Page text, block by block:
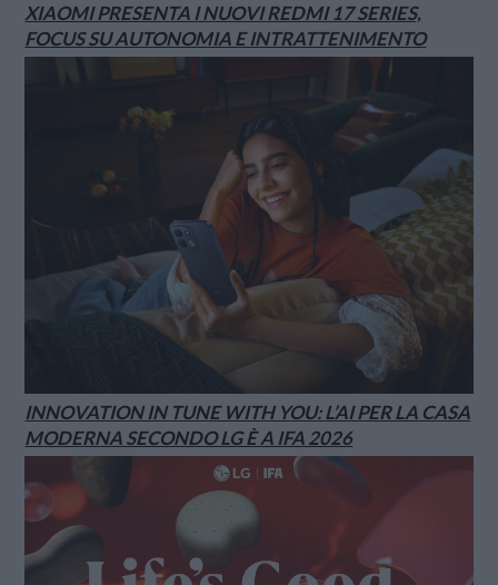
XIAOMI PRESENTA I NUOVI REDMI 17 SERIES,
FOCUS SU AUTONOMIA E INTRATTENIMENTO
INNOVATION IN TUNE WITH YOU: L’AI PER LA CASA
MODERNA SECONDO LG È A IFA 2026